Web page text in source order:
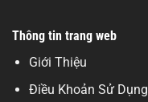
Thông tin trang web
Giới Thiệu
Điều Khoản Sử Dụng